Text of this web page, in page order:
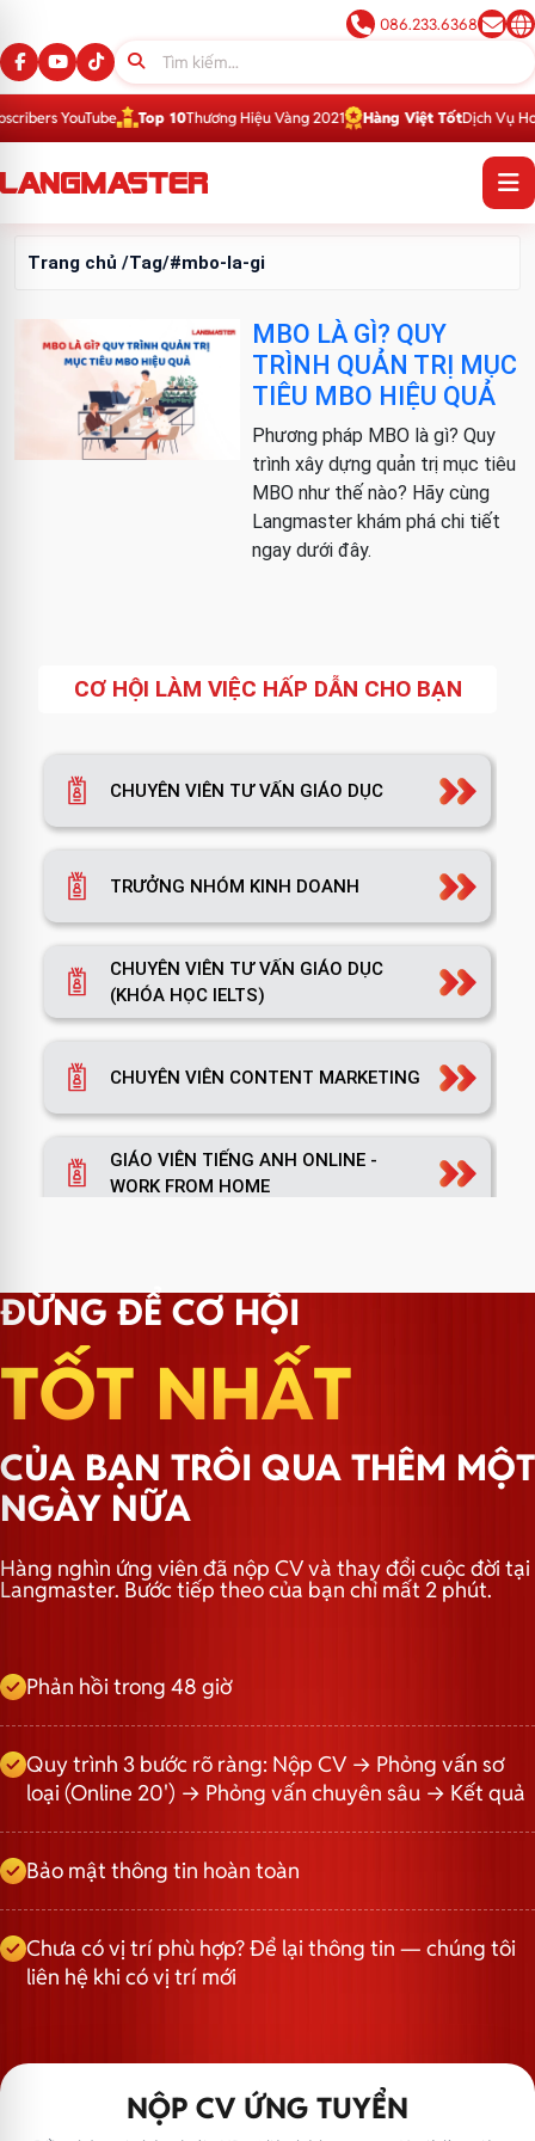
086.233.6368
YouTube Top 10Thương Hiệu Vàng 2021 Hàng Việt TốtDịch Vụ Hoàn
Trang chủ /Tag/#mbo-la-gi
MBO LÀ GÌ? QUY
TRÌNH QUẢN TRỊ MỤC
TIÊU MBO HIỆU QUẢ
Phương pháp MBO là gì? Quy
trình xây dựng quản trị mục tiêu
MBO như thế nào? Hãy cùng
Langmaster khám phá chi tiết
ngay dưới đây.
CƠ HỘI LÀM VIỆC HẤP DẪN CHO BẠN
CHUYÊN VIÊN TƯ VẤN GIÁO DỤC
TRƯỞNG NHÓM KINH DOANH
CHUYÊN VIÊN TƯ VẤN GIÁO DỤC
(KHÓA HỌC IELTS)
CHUYÊN VIÊN CONTENT MARKETING
GIÁO VIÊN TIẾNG ANH ONLINE -
WORK FROM HOME
TRƯỞNG PHÒNG MARKETING
TRƯỞNG NHÓM HÀNH CHÍNH
ĐỪNG ĐỂ CƠ HỘI
TỐT NHẤT
CỦA BẠN TRÔI QUA THÊM MỘT
NGÀY NỮA
Hàng nghìn ứng viên đã nộp CV và thay đổi cuộc đời tại
Langmaster. Bước tiếp theo của bạn chỉ mất 2 phút.
Phản hồi trong 48 giờ
Quy trình 3 bước rõ ràng: Nộp CV → Phỏng vấn sơ
loại (Online 20') → Phỏng vấn chuyên sâu → Kết quả
Bảo mật thông tin hoàn toàn
Chưa có vị trí phù hợp? Để lại thông tin — chúng tôi
liên hệ khi có vị trí mới
NỘP CV ỨNG TUYỂN